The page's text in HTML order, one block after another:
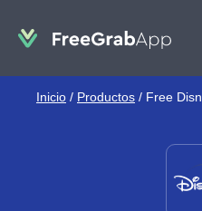
Inicio / Productos / Free